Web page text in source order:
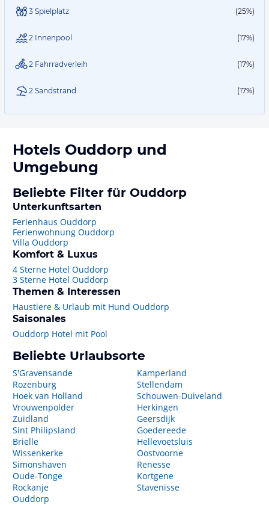
3 Spielplatz (25%)
2 Innenpool (17%)
2 Fahrradverleih (17%)
2 Sandstrand (17%)
Hotels Ouddorp und
Umgebung
Beliebte Filter für Ouddorp
Unterkunftsarten
Ferienhaus Ouddorp
Ferienwohnung Ouddorp
Villa Ouddorp
Komfort & Luxus
4 Sterne Hotel Ouddorp
3 Sterne Hotel Ouddorp
Themen & Interessen
Haustiere & Urlaub mit Hund Ouddorp
Saisonales
Ouddorp Hotel mit Pool
Beliebte Urlaubsorte
S'Gravensande
Rozenburg
Hoek van Holland
Vrouwenpolder
Zuidland
Sint Philipsland
Brielle
Wissenkerke
Simonshaven
Oude-Tonge
Rockanje
Ouddorp
Kamperland
Stellendam
Schouwen-Duiveland
Herkingen
Geersdijk
Goedereede
Hellevoetsluis
Oostvoorne
Renesse
Kortgene
Stavenisse